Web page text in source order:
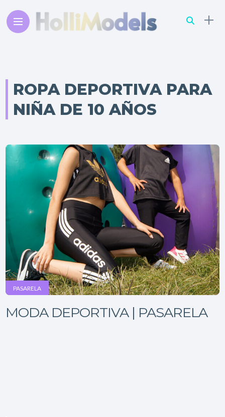
ROPA DEPORTIVA PARA
NIÑA DE 10 AÑOS
PASARELA
MODA DEPORTIVA | PASARELA